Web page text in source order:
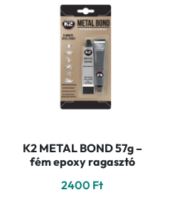
K2 METAL BOND 57g –
fém epoxy ragasztó
2400 Ft